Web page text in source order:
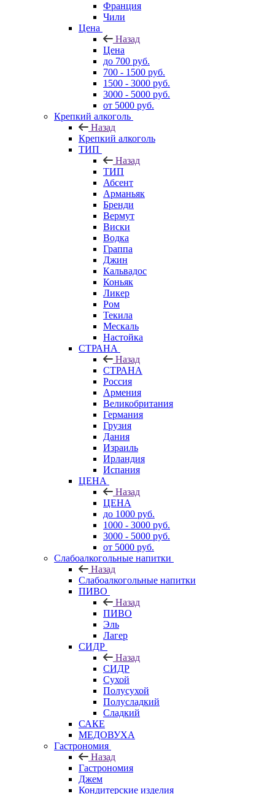
Франция
Чили
Цена
Назад
Цена
до 700 руб.
700 - 1500 руб.
1500 - 3000 руб.
3000 - 5000 руб.
от 5000 руб.
Крепкий алкоголь
Назад
Крепкий алкоголь
ТИП
Назад
ТИП
Абсент
Арманьяк
Бренди
Вермут
Виски
Водка
Граппа
Джин
Кальвадос
Коньяк
Ликер
Ром
Текила
Мескаль
Настойка
СТРАНА
Назад
СТРАНА
Россия
Армения
Великобритания
Германия
Грузия
Дания
Израиль
Ирландия
Испания
ЦЕНА
Назад
ЦЕНА
до 1000 руб.
1000 - 3000 руб.
3000 - 5000 руб.
от 5000 руб.
Слабоалкогольные напитки
Назад
Слабоалкогольные напитки
ПИВО
Назад
ПИВО
Эль
Лагер
СИДР
Назад
СИДР
Сухой
Полусухой
Полусладкий
Сладкий
САКЕ
МЕДОВУХА
Гастрономия
Назад
Гастрономия
Джем
Кондитерские изделия